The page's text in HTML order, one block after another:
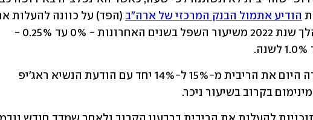
הודיע אתמול הבנק המרכזי של ארה"ב
בקרוב בשיעור ניכר.